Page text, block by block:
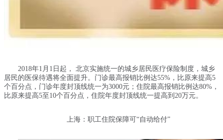
2018年1月1日起， 北京实施统一的城乡居民医疗保险制度，城乡
居民的医保待遇将全面提升。门诊最高报销比例达55%，比原来提高5
个百分点，门诊年度封顶线统一为3000元；住院最高报销比例达80%，
比原来提高5至10个百分点，住院年度封顶线统一提高到20万元。
上海：职工住院保障可“自动给付”